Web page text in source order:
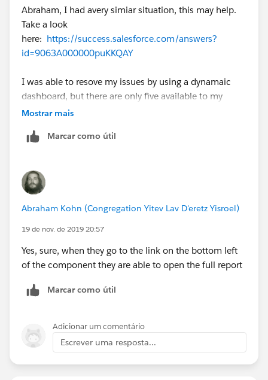
Abraham, I had avery simiar situation, this may help.
Take a look
here: https://success.salesforce.com/answers?
id=9063A000000puKKQAY
I was able to resove my issues by using a dynamaic
dashboard, but there are only five available to my
entire org (and most others I guess), so I had to be
Mostrar mais
Marcar como útil
Abraham Kohn (Congregation Yitev Lav D'eretz Yisroel)
19 de nov. de 2019 20:57
Yes, sure, when they go to the link on the bottom left
of the component they are able to open the full report
Marcar como útil
Adicionar um comentário
Escrever uma resposta...